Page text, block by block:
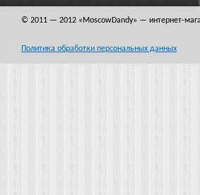
© 2011 — 2012 «MoscowDandy» — интернет-
Политика обработки персональных данных